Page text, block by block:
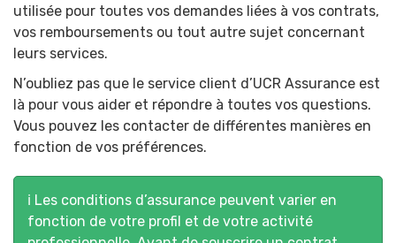
utilisée pour toutes vos demandes liées à vos contrats,
vos remboursements ou tout autre sujet concernant
leurs services.
N’oubliez pas que le service client d’UCR Assurance est
là pour vous aider et répondre à toutes vos questions.
Vous pouvez les contacter de différentes manières en
fonction de vos préférences.
ℹ️ Les conditions d’assurance peuvent varier en
fonction de votre profil et de votre activité